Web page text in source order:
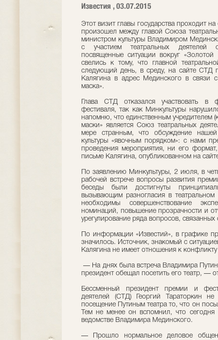
Известия , 03.07.2015
Этот визит главы государства проходит
произошел между главой Союза
министром культуры Владимиром
с участием театральных деятелей
посвященные ситуации вокруг
свелись к тому, что главной
следующий день, в среду, на сайте СТД
Калягина в адрес Мединского в связи
маска».
Глава СТД отказался участвовать
фестиваля, так как Минкультуры
напомню, что единственным учредителем
маски» является Союз театральных
мере странным, что обсуждение нашей
культуры «явочным порядком»: с нами
проведения мероприятия, ни его
письме Калягина, опубликованном на
По заявлению Минкультуры, 2 июля, в
рабочей встрече вопросы развития
беседы были достигнуты
вызывающим разногласия в
необходимы совершенствование
номинаций, повышение прозрачности и
урегулирование ряда вопросов,
По информации «Известий», в графике
значилось. Источник, знакомый с
Калягина не имеет отношения к
— На днях была встреча Владимира
президент обещал посетить его театр, —
Бессменный президент премии и
деятелей (СТД) Георгий Тараторкин
посещение Путиным театра то, что он
Тем не менее он вспомнил, что
ведомстве Владимира Мединского.
— Прошло нормальное деловое